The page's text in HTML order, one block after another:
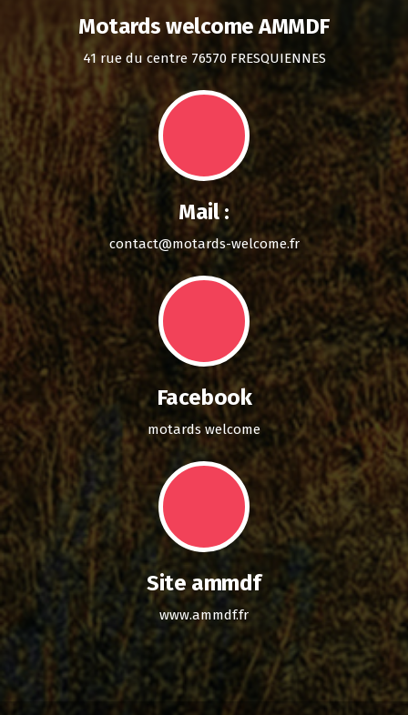
Motards welcome AMMDF
41 rue du centre 76570 FRESQUIENNES
Mail :
contact@motards-welcome.fr
Facebook
motards welcome
Site ammdf
www.ammdf.fr